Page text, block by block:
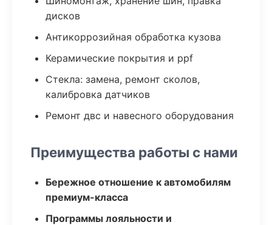
дисков
Антикоррозийная обработка кузова
Керамические покрытия и ppf
Стекла: замена, ремонт сколов,
калибровка датчиков
Ремонт двс и навесного оборудования
Преимущества работы с нами
Бережное отношение к автомобилям
премиум-класса
Программы лояльности и